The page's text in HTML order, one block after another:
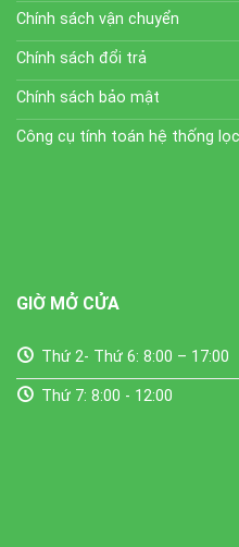
Chính sách vận chuyển
Chính sách đổi trả
Chính sách bảo mật
Công cụ tính toán hệ thống
GIỜ MỞ CỬA
Thứ 2- Thứ 6: 8:00 – 17:00
Thứ 7: 8:00 - 12:00